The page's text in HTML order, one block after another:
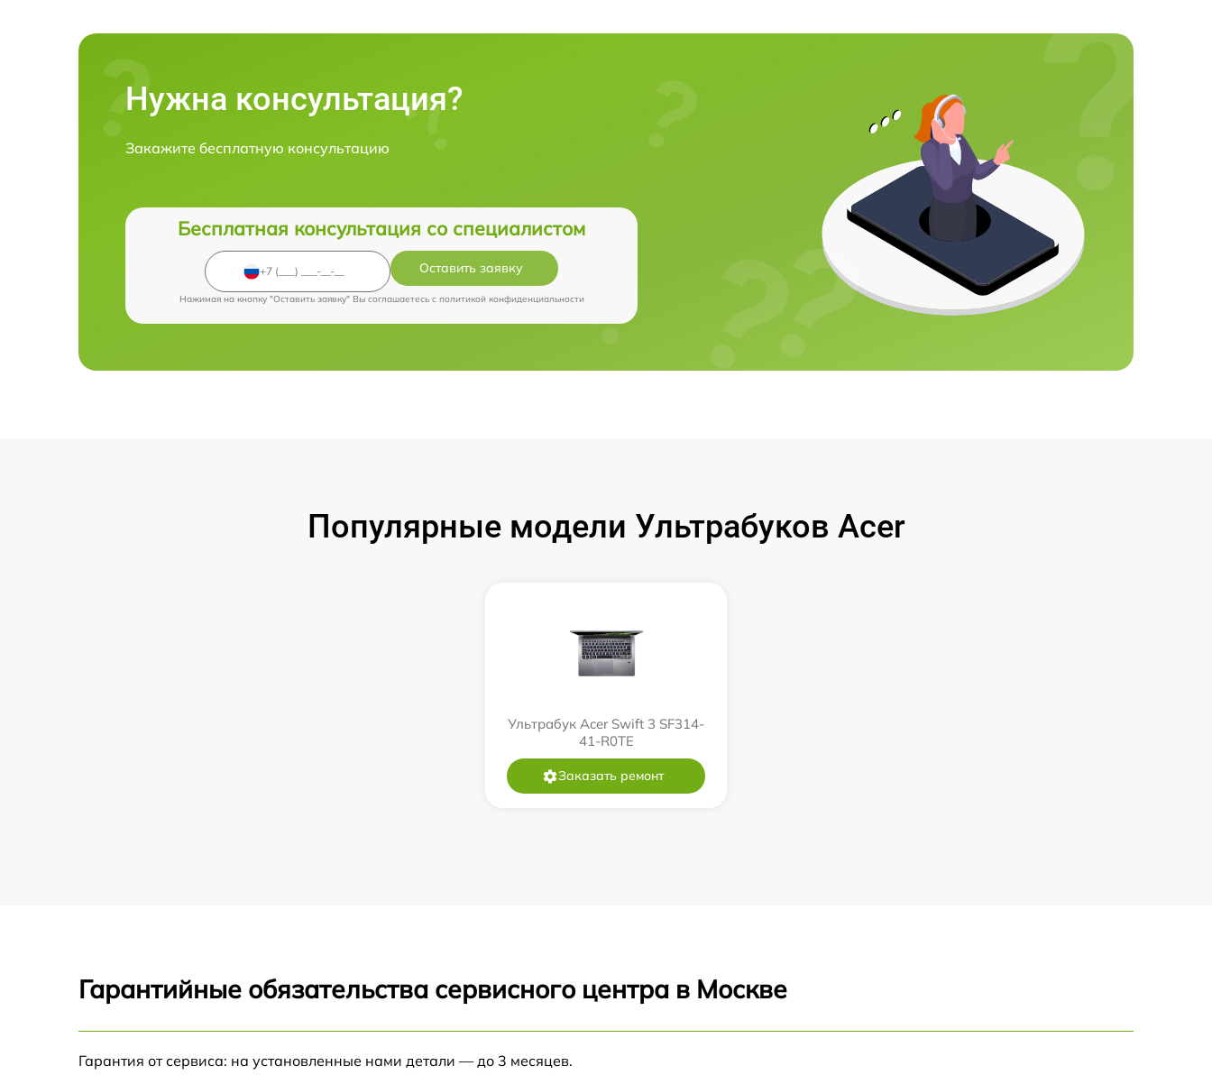
Нужна консультация?
Закажите бесплатную консультацию
Бесплатная консультация со специалистом
Оставить заявку
Нажимая на кнопку "Оставить заявку" Вы соглашаетесь c политикой конфиденциальности
Популярные модели Ультрабуков Acer
Ультрабук Acer Swift 3 SF314-
41-R0TE
Заказать ремонт
Гарантийные обязательства сервисного центра в Москве
Гарантия от сервиса: на установленные нами детали — до 3 месяцев.